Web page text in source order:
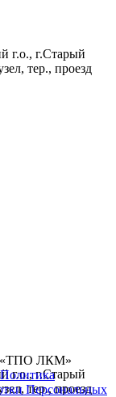
г.о., г.Старый
тер., проезд
г.о., г.Старый
тер., проезд
«ТПО ЛКМ»
Политика
Персональных